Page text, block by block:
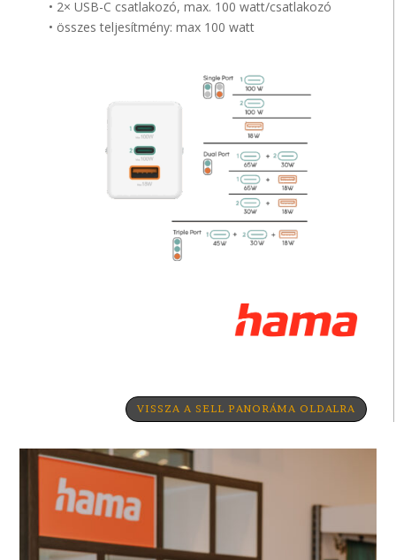
• 2× USB-C csatlakozó, max. 100 watt/csatlakozó
• összes teljesítmény: max 100 watt
VISSZA A SELL PANORÁMA OLDALRA